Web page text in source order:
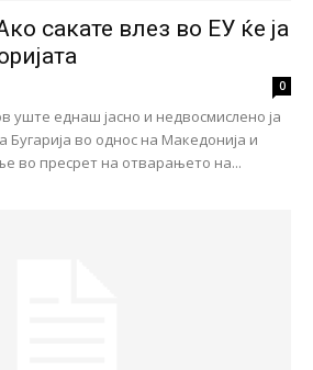
сакате влез во ЕУ ќе ја
0
уште еднаш јасно и нeдвосмислено ја
Бугарија во однос на Македонија и
во пресрет на отварањето на...